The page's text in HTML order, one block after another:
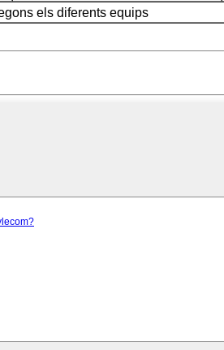
els diferents equips